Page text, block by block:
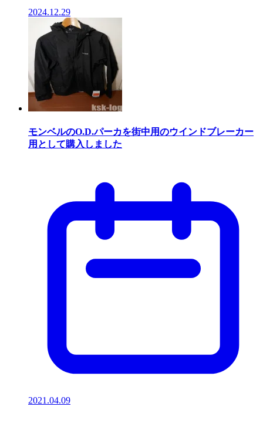
2024.12.29
モンベルのO.D.パーカを街中用のウインドブレーカー
用として購入しました
2021.04.09